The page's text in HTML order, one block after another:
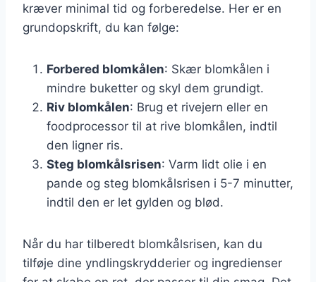
kræver minimal tid og forberedelse. Her er en
grundopskrift, du kan følge:
Forbered blomkålen: Skær blomkålen i
mindre buketter og skyl dem grundigt.
Riv blomkålen: Brug et rivejern eller en
foodprocessor til at rive blomkålen, indtil
den ligner ris.
Steg blomkålsrisen: Varm lidt olie i en
pande og steg blomkålsrisen i 5-7 minutter,
indtil den er let gylden og blød.
Når du har tilberedt blomkålsrisen, kan du
tilføje dine yndlingskrydderier og ingredienser